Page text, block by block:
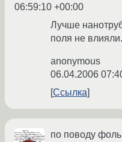
06:59:10 +00:00
Лучше
поля не влияли.
anonymous
06.04.2006
Ссылка
по поводу